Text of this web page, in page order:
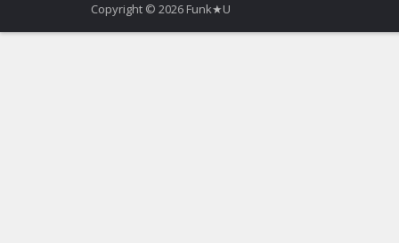
Copyright © 2026 Funk★U